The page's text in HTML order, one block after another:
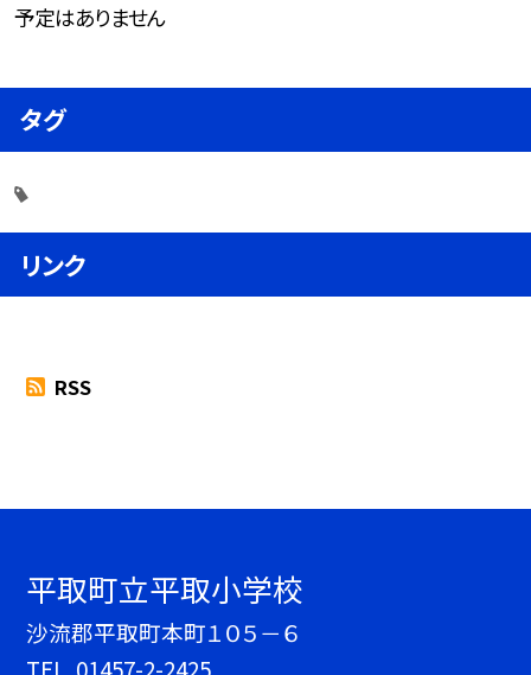
予定はありません
タグ
リンク
RSS
平取町立平取小学校
沙流郡平取町本町１０５－６